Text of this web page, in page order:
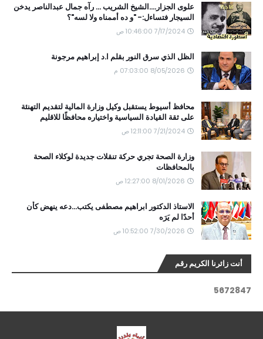
علوى الجزار....الشيخ الشريب ... رآه جمال عبدالناصر يدخن
السيجار فتساءل:- "و ده أممناه ولا لسه"؟
7/17/2024 10:46:00 ص
الظل الذي سرق النور بقلم ا.د إبراهيم مرجونة
8/05/2026 07:03:00 م
محافظ أسيوط يستقبل وكيل وزارة المالية لتقديم التهنئة
على ثقة القيادة السياسية واختياره محافظًا للاقليم
7/21/2024 12:11:00 ص
وزارة الصحة تجري حركة تنقلات جديدة لوكلاء الصحة
بالمحافظات
8/01/2026 12:27:00 ص
الاستاذ الدكتور ابراهيم مصطفى يكتب...دعه ينهض كأن
أحدًا لم يَرَه
7/30/2026 10:52:00 ص
أنت زائرنا الكريم رقم
5672847